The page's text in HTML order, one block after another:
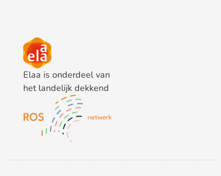
Elaa is onderdeel van
het landelijk dekkend